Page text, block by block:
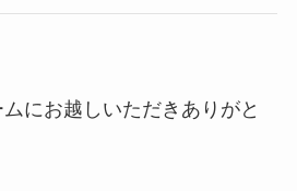
にお越しいただきありがと